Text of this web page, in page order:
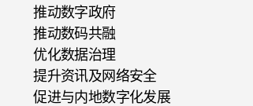
推动数字政府
推动数码共融
优化数据治理
提升资讯及网络安全
促进与内地数字化发展